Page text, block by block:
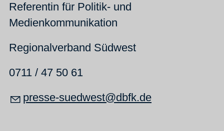
Referentin für Politik- und
Medienkommunikation
Regionalverband Südwest
0711 / 47 50 61
pr ss -s dw st dbfk d